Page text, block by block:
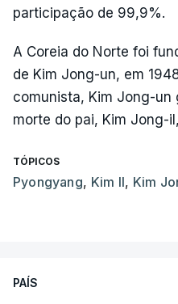
participação de 99,9%.
A Coreia do Norte foi
de Kim Jong-un, em
comunista, Kim Jong-un
morte do pai, Kim Jong-
TÓPICOS
Pyongyang, Kim Il, Kim
PAÍS